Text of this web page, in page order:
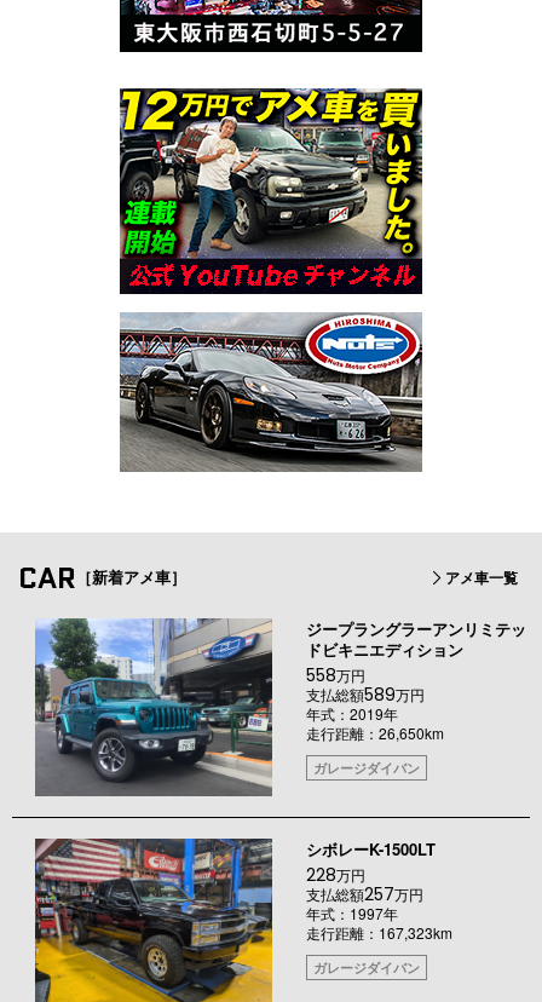
CAR ［新着アメ車］ アメ車一覧
ジープラングラーアンリミテッ
ドビキニエディション
558万円
支払総額589万円
年式：2019年
走行距離：26,650km
ガレージダイバン
シボレーK-1500LT
228万円
支払総額257万円
年式：1997年
走行距離：167,323km
ガレージダイバン